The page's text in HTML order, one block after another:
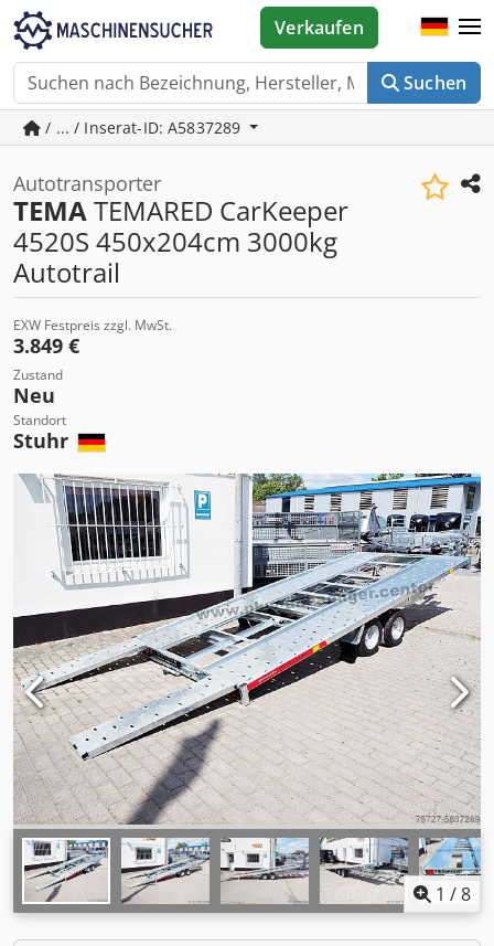
Suchen
Verkaufen
/ ... / Inserat-ID: A5837289
Autotransporter
TEMATEMARED CarKeeper
4520S 450x204cm 3000kg
Autotrail
EXW Festpreis zzgl. MwSt.
3.849 €
Zustand
Neu
Standort
Stuhr
1 /8